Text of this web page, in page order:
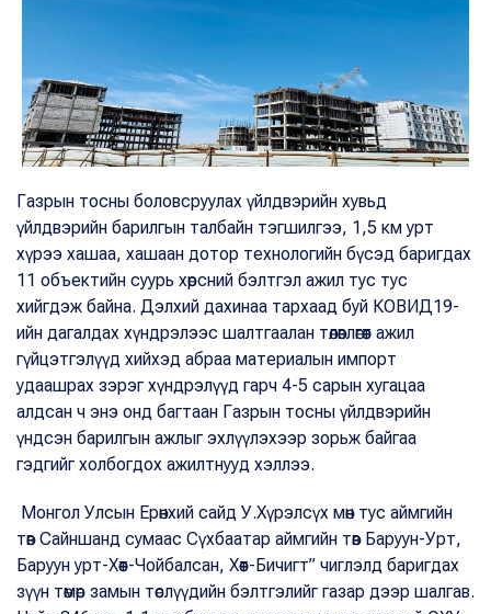
Газрын тосны боловсруулах үйлдвэрийн хувьд
үйлдвэрийн барилгын талбайн тэгшилгээ, 1,5 км урт
хүрээ хашаа, хашаан дотор технологийн бүсэд баригдах
11 объектийн суурь хөрсний бэлтгэл ажил тус тус
хийгдэж байна. Дэлхий дахинаа тархаад буй КОВИД19-
ийн дагалдах хүндрэлээс шалтгаалан төлөвлөгөөт ажил
гүйцэтгэлүүд хийхэд абраа материалын импорт
удаашрах зэрэг хүндрэлүүд гарч 4-5 сарын хугацаа
алдсан ч энэ онд багтаан Газрын тосны үйлдвэрийн
үндсэн барилгын ажлыг эхлүүлэхээр зорьж байгаа
гэдгийг холбогдох ажилтнууд хэллээ.
Монгол Улсын Ерөнхий сайд У.Хүрэлсүх мөн тус аймгийн
төв Сайншанд сумаас Сүхбаатар аймгийн төв Баруун-Урт,
Баруун урт-Хөөт-Чойбалсан, Хөөт-Бичигт” чиглэлд баригдах
зүүн төмөр замын төслүүдийн бэлтгэлийг газар дээр шалгав.